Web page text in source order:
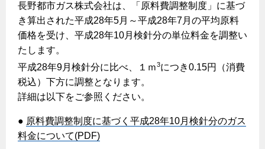
払込書によるスマホアプリでのお支払い
検針について
原料費調整制度について
こんなときは
ガスくさいとき・警報器が鳴ったとき
ガスが出ないとき
ガスメーターの復帰方法
快適性
経済性
ライフスタイルの変化に対応するエコジョーズ
ガス・電気併用住宅とオール電化住宅の比較
レンジフード
レンジフード
オーブン・炊飯器
オーブン
炊飯器
リフォーム事例紹介
3つのあんしん宣言
テレビCM
スタッフ
リフォームの流れ
都市ガスでんき 従量電灯Ｂ
都市ガスでんき 従量電灯Ｃ
都市ガスでんき 低圧電力
電気料金の計算について
ご請求とお支払い
約款
食育活動について
エコ・クッキング
料理教室レンタル
ホーム お知らせ
お問合わせ・資料請求 ショールーム
情報誌 企業情報
長野都市ガス株式会社は、「原料費調整制度」に基づ
き算出された平成28年5月～平成28年7月の平均原料
価格を受け、平成28年10月検針分の単位料金を調整い
たします。
平成28年9月検針分に比べ、１ｍ3につき0.15円（消費
税込）下方に調整となります。
詳細は以下をご参照ください。
● 原料費調整制度に基づく平成28年10月検針分のガス
料金について(PDF)